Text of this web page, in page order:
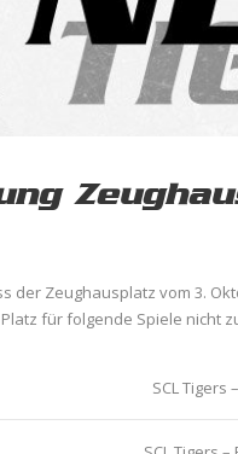
der Zeughausplatz vom 3.
für folgende Spiele nicht
SCL Tigers